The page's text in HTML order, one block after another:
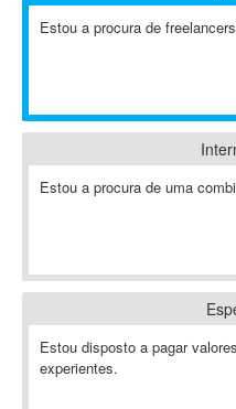
A2Billing
ABAP
ABBYY FineReader
Ableton Live
Abstract
Abstract Window Toolkit (AWT)
Estou a procura de
Estou a procura de uma
Estou disposto a pagar
experientes.